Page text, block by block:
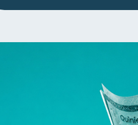
Superintendencia de Bancos